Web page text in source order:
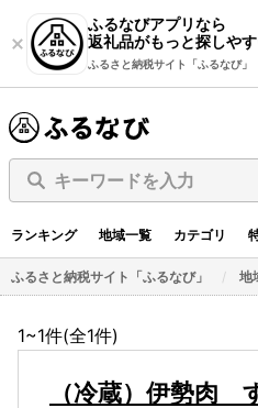
ふるなびアプリなら
返礼品がもっと探しやす
ふるさと納税サイト「ふるなび」
キーワードを入力
ランキング 地域一覧 カテゴリ
ふるさと納税サイト「ふるなび」 地
1~1件(全1件)
（冷蔵）伊勢肉